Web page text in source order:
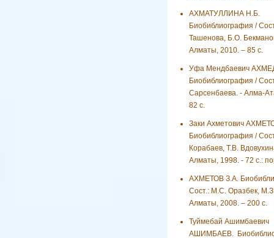
АХМАТУЛЛИНА Н.Б.
Биобиблиография /
Ташенова, Б.О.
Алматы, 2010. – 85 с.
Уфа Мендбаевич
Биобиблиография /
Сарсенбаева. - Алма-
82 с.
Заки Ахметович
Биобиблиография /
Корабаев, Т.В.
Алматы, 1998. - 72 с.:
АХМЕТОВ З.А.
Сост.: М.С. Оразбек,
Алматы, 2008. – 200 с.
Туймебай Ашимбаевич
АШИМБАЕВ.